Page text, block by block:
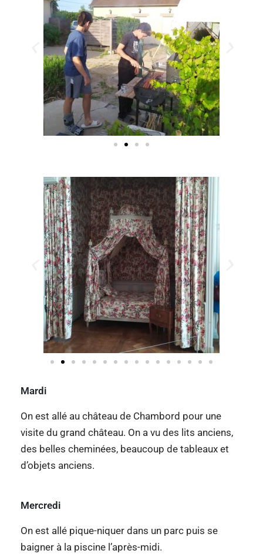
Mardi
On est allé au château de Chambord pour une
visite du grand château. On a vu des lits anciens,
des belles cheminées, beaucoup de tableaux et
d’objets anciens.
Mercredi
On est allé pique-niquer dans un parc puis se
baigner à la piscine l’après-midi.